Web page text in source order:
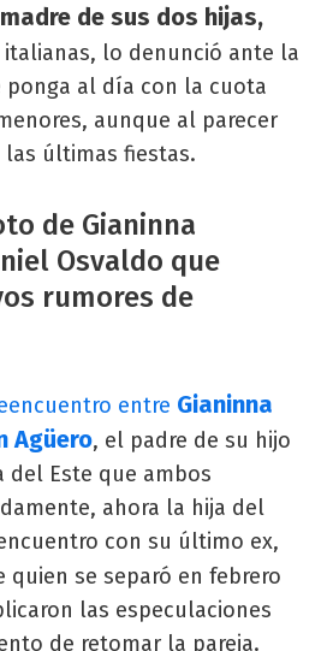
de sus dos hijas,
italianas, lo denunció ante la
ponga al día con la cuota
aunque al parecer
últimas fiestas.
de Gianinna
Osvaldo que
rumores de
entre Gianinna
Agüero, el padre de su hijo
del Este que ambos
ahora la hija del
con su último ex,
quien se separó en febrero
las especulaciones
de retomar la pareja.